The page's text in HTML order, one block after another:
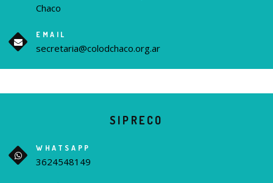
Chaco
EMAIL
secretaria@colodchaco.org.ar
SIPRECO
WHATSAPP
3624548149